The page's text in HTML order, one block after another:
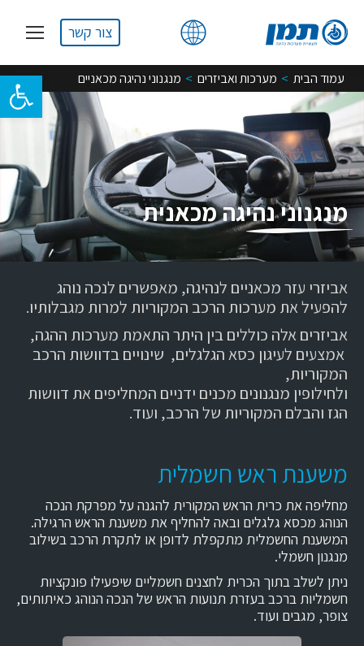
פתח
צור קשר
You are here:
עמוד הבית מערכות ואביזרים מנגנוני נהיגה מכאניים
מנגנוני נהיגה מכאנית
אביזרי עזר מכאניים לנהיגה, מאפשרים לנכה נוהג
להפעיל את מערכות הרכב המקוריות למרות מגבלותיו.
אביזרים אלה כוללים בין היתר התאמת מערכות ההגה,
אמצעים לעיגון כסא הגלגלים, שינויים בדוושות הרכב
המקוריות,
ולחילופין מנגנונים מכנים ידניים המחליפים את דוושות
הגז והבלם המקוריות של הרכב, ועוד.
משענת ראש חשמלית
מחליפה את כרית הראש המקורית להגנה על מפרקת הנכה
הנוהג מכסא גלגלים ובאה להחליף את משענת הראש הרגילה.
המשענת החשמלית מתקפלת לדופן או לתקרת הרכב בשילוב
מנגנון חשמלי.
ניתן לשלב בתוך הכרית לחצנים חשמליים שיפעילו פונקציות
חשמליות ברכב בעזרת תנועות הראש של הנכה הנוהג כאיתותים,
צופר, מגבים ועוד.